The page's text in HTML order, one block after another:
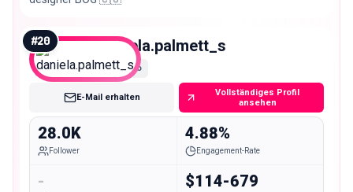
#20 daniela.palmett_s
Micro
E-Mail erhalten
Vollständiges Profil
ansehen
28.0K
Follower
4.88%
Engagement-Rate
- $114-679